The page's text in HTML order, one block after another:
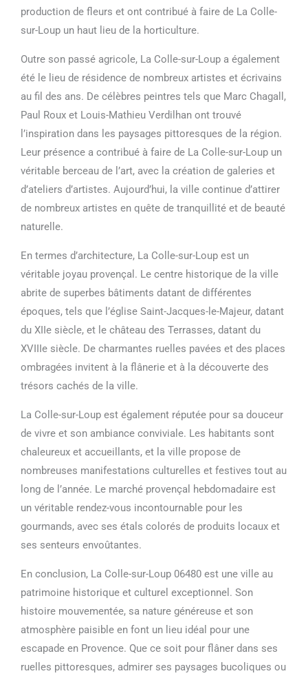
production de fleurs et ont contribué à faire de La Colle-
sur-Loup un haut lieu de la horticulture.
Outre son passé agricole, La Colle-sur-Loup a également
été le lieu de résidence de nombreux artistes et écrivains
au fil des ans. De célèbres peintres tels que Marc Chagall,
Paul Roux et Louis-Mathieu Verdilhan ont trouvé
l’inspiration dans les paysages pittoresques de la région.
Leur présence a contribué à faire de La Colle-sur-Loup un
véritable berceau de l’art, avec la création de galeries et
d’ateliers d’artistes. Aujourd’hui, la ville continue d’attirer
de nombreux artistes en quête de tranquillité et de beauté
naturelle.
En termes d’architecture, La Colle-sur-Loup est un
véritable joyau provençal. Le centre historique de la ville
abrite de superbes bâtiments datant de différentes
époques, tels que l’église Saint-Jacques-le-Majeur, datant
du XIIe siècle, et le château des Terrasses, datant du
XVIIIe siècle. De charmantes ruelles pavées et des places
ombragées invitent à la flânerie et à la découverte des
trésors cachés de la ville.
La Colle-sur-Loup est également réputée pour sa douceur
de vivre et son ambiance conviviale. Les habitants sont
chaleureux et accueillants, et la ville propose de
nombreuses manifestations culturelles et festives tout au
long de l’année. Le marché provençal hebdomadaire est
un véritable rendez-vous incontournable pour les
gourmands, avec ses étals colorés de produits locaux et
ses senteurs envoûtantes.
En conclusion, La Colle-sur-Loup 06480 est une ville au
patrimoine historique et culturel exceptionnel. Son
histoire mouvementée, sa nature généreuse et son
atmosphère paisible en font un lieu idéal pour une
escapade en Provence. Que ce soit pour flâner dans ses
ruelles pittoresques, admirer ses paysages bucoliques ou